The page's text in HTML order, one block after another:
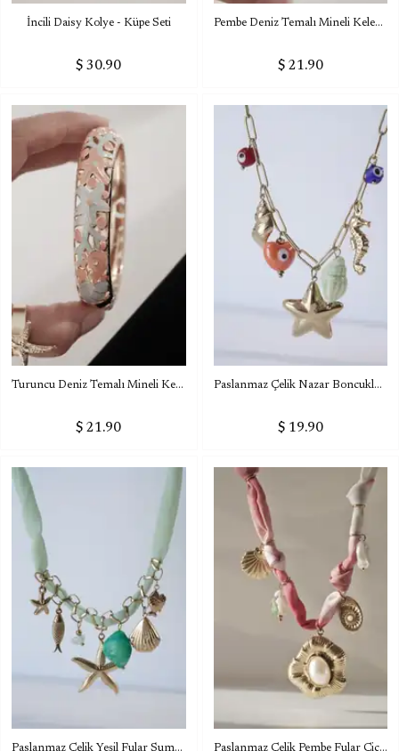
İncili Daisy Kolye - Küpe Seti
$ 30.90
Pembe Deniz Temalı Mineli Kelepçe Bileklik
$ 21.90
Turuncu Deniz Temalı Mineli Kelepçe Bileklik
$ 21.90
Paslanmaz Çelik Nazar Boncuklu Summer Charm Kolye
$ 19.90
Paslanmaz Çelik Yeşil Fular Summer Charm Kolye Paslanmaz Çelik Pembe Fular Çiçekli Charm Kolye